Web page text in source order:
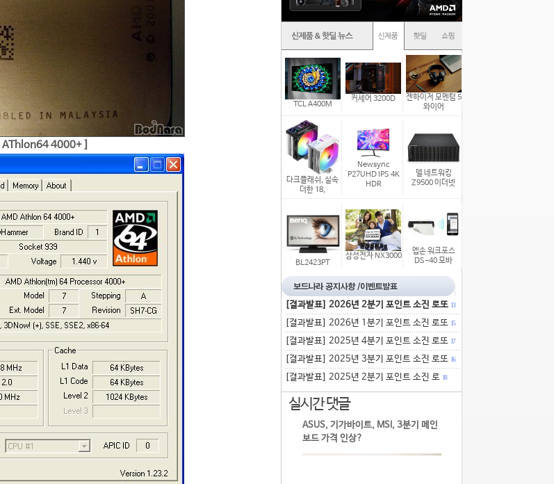
[ AThlon64 4000+ ]
TCL A400M
커세어 3200D
젠하이저 모멘텀 5
와이어
다크플래쉬, 실속
더한 18,
Newsync
P27UHD IPS 4K
HDR
델 네트워킹
Z9500 이더넷
BL2423PT
삼성전자 NX3000
엡손 워크포스
DS-40 모바
[결과발표] 2026년 2분기 포인트 소진 로또 13
[결과발표] 2026년 1분기 포인트 소진 로또 15
[결과발표] 2025년 4분기 포인트 소진 로또 17
[결과발표] 2025년 3분기 포인트 소진 로또 16
[결과발표] 2025년 2분기 포인트 소진 로 18
실시간 댓글
ASUS, 기가바이트, MSI, 3분기 메인
보드 가격 인상?